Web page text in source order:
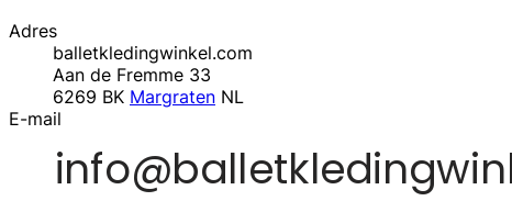
Adres
balletkledingwinkel.com
Aan de Fremme 33
6269 BK Margraten NL
E-mail